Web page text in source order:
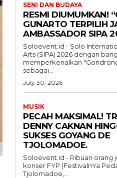
SENI DAN BUDAYA
RESMI DIUMUMKAN!
GUNARTO TERPILIH
AMBASSADOR SIPA
Soloevent.id - Solo
Arts (SIPA) 2026 dengan
memperkenalkan
sebagai...
July 30, 2026
MUSIK
PECAH MAKSIMAL!
DENNY CAKNAN
SUKSES GOYANG DE
TJOLOMADOE.
Soloevent.id - Ribuan orang
konser FYP (FestivalnYa
Tjolomadoe,...